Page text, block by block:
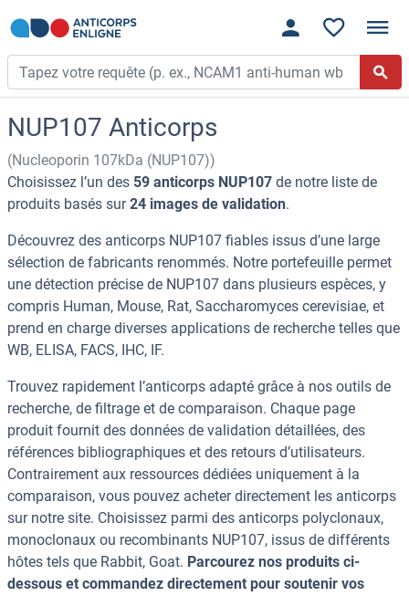
NUP107 Anticorps
(Nucleoporin 107kDa (NUP107))
Choisissez l’un des 59 anticorps NUP107 de notre liste de
produits basés sur24 images de validation.
Découvrez des anticorps NUP107 fiables issus d’une large
sélection de fabricants renommés. Notre portefeuille permet
une détection précise de NUP107 dans plusieurs espèces, y
compris Human, Mouse, Rat, Saccharomyces cerevisiae, et
prend en charge diverses applications de recherche telles que
WB, ELISA, FACS, IHC, IF.
Trouvez rapidement l’anticorps adapté grâce à nos outils de
recherche, de filtrage et de comparaison. Chaque page
produit fournit des données de validation détaillées, des
références bibliographiques et des retours d’utilisateurs.
Contrairement aux ressources dédiées uniquement à la
comparaison, vous pouvez acheter directement les anticorps
sur notre site. Choisissez parmi des anticorps polyclonaux,
monoclonaux ou recombinants NUP107, issus de différents
hôtes tels que Rabbit, Goat. Parcourez nos produits ci-
dessous et commandez directement pour soutenir vos